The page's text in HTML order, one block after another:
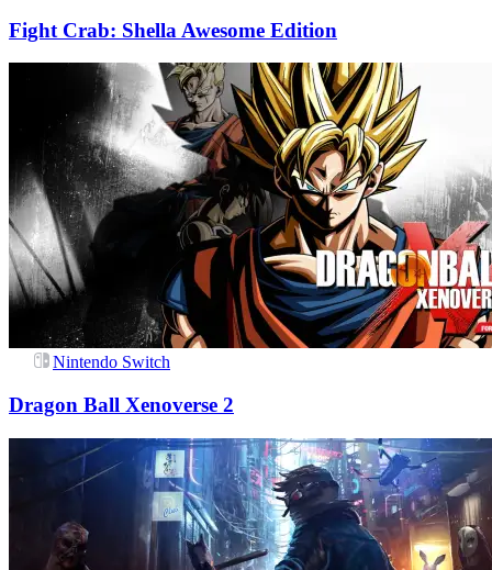
Fight Crab: Shella Awesome Edition
Nintendo Switch
Dragon Ball Xenoverse 2